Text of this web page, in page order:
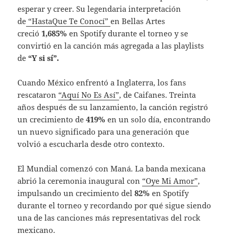
esperar y creer. Su legendaria interpretación
de “HastaQue Te Conocí” en Bellas Artes
creció1,685% en Spotify durante el torneo y se
convirtió en la canción más agregada a las playlists
de “Y si sí”.
Cuando México enfrentó a Inglaterra, los fans
rescataron “Aquí No Es Así”, de Caifanes. Treinta
años después de su lanzamiento, la canción registró
un crecimiento de419% en un solo día, encontrando
un nuevo significado para una generación que
volvió a escucharla desde otro contexto.
El Mundial comenzó con Maná. La banda mexicana
abrió la ceremonia inaugural con “Oye Mi Amor”,
impulsando un crecimiento del82% en Spotify
durante el torneo y recordando por qué sigue siendo
una de las canciones más representativas del rock
mexicano.